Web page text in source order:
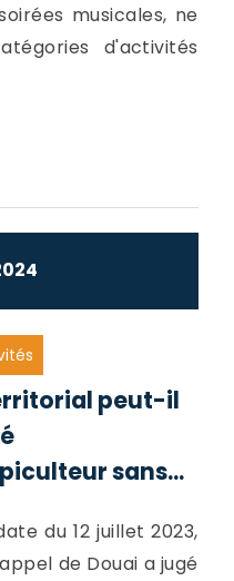
musicales, ne
d'activités
peut-il
sans...
du 12 juillet 2023,
de Douai a jugé